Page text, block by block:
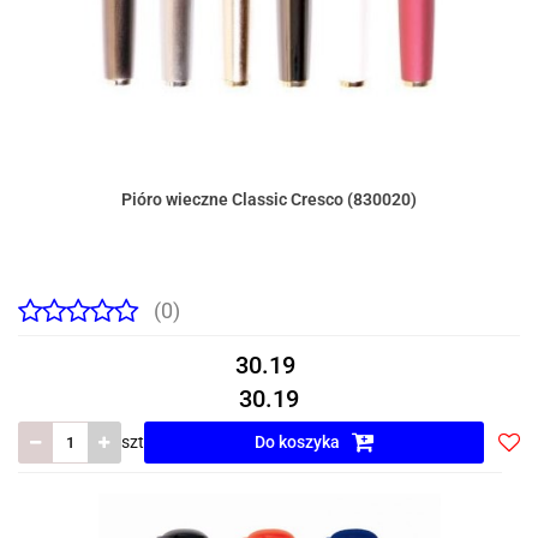
Pióro wieczne Classic Cresco (830020)
(0)
30.19
30.19
szt Do koszyka